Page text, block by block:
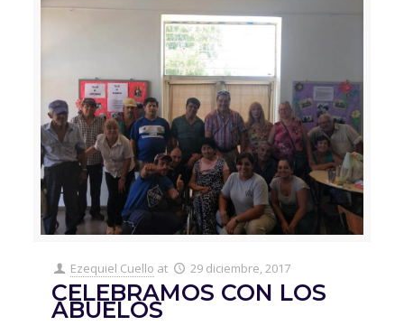
Ezequiel Cuello at 29 diciembre, 2017
CELEBRAMOS CON LOS
ABUELOS